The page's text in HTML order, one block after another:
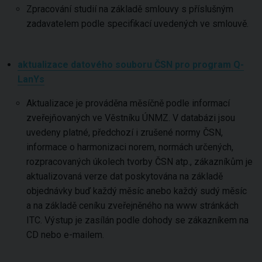
Zpracování studií na základě smlouvy s příslušným
zadavatelem podle specifikací uvedených ve smlouvě.
aktualizace datového souboru ČSN pro program Q-
LanYs
Aktualizace je prováděna měsíčně podle informací
zveřejňovaných ve Věstníku ÚNMZ. V databázi jsou
uvedeny platné, předchozí i zrušené normy ČSN,
informace o harmonizaci norem, normách určených,
rozpracovaných úkolech tvorby ČSN atp., zákazníkům je
aktualizovaná verze dat poskytována na základě
objednávky buď každý měsíc anebo každý sudý měsíc
a na základě ceníku zveřejněného na www stránkách
ITC. Výstup je zasílán podle dohody se zákazníkem na
CD nebo e-mailem.